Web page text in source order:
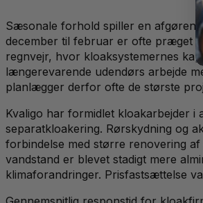
Sæsonale forhold spiller en
december til februar er ofte præget
regnvejr, hvor kloaksystemernes
længerevarende udendørs arbejde
planlægger derfor ofte de største
Kvaligo har formidlet kloakarbejder i
separatkloakering. Rørskydning og
forbindelse med større renovering
vandstand er blevet stadigt mere
klimaforandringer. Prisfastsættelse